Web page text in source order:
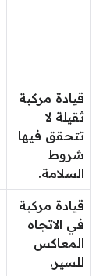
قيادة مركبة
ثقيلة لا
تتحقق فيها
شروط
السلامة.
قيادة مركبة
في الاتجاه
المعاكس
للسير.